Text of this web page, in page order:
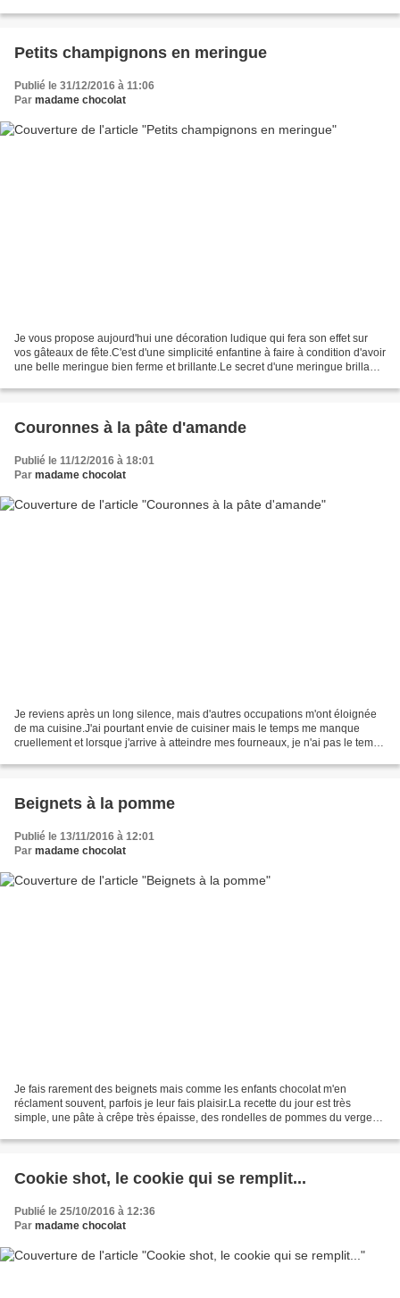
Petits champignons en meringue
Publié le 31/12/2016 à 11:06
Par madame chocolat
Je vous propose aujourd'hui une décoration ludique qui fera son effet sur
vos gâteaux de fête.C'est d'une simplicité enfantine à faire à condition d'avoir
une belle meringue bien ferme et brillante.Le secret d'une meringue brillante
Couronnes à la pâte d'amande
Publié le 11/12/2016 à 18:01
Par madame chocolat
Je reviens après un long silence, mais d'autres occupations m'ont éloignée
de ma cuisine.J'ai pourtant envie de cuisiner mais le temps me manque
cruellement et lorsque j'arrive à atteindre mes fourneaux, je n'ai pas le temps
Beignets à la pomme
Publié le 13/11/2016 à 12:01
Par madame chocolat
Je fais rarement des beignets mais comme les enfants chocolat m'en
réclament souvent, parfois je leur fais plaisir.La recette du jour est très
simple, une pâte à crêpe très épaisse, des rondelles de pommes du verger
Cookie shot, le cookie qui se remplit...
Publié le 25/10/2016 à 12:36
Par madame chocolat